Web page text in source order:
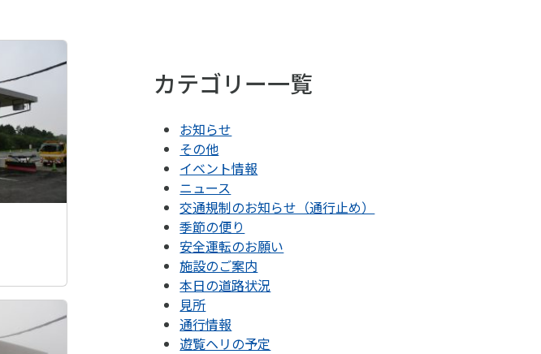
カテゴリー一覧
お知らせ
その他
イベント情報
ニュース
交通規制のお知らせ（通行止め）
季節の便り
安全運転のお願い
施設のご案内
本日の道路状況
見所
通行情報
遊覧ヘリの予定